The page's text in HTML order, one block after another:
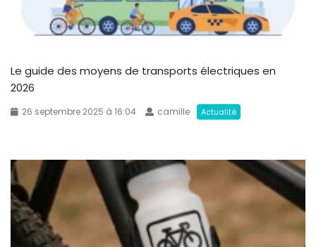
Le guide des moyens de transports électriques en
2026
26 septembre 2025 à 16:04 camille Actualité